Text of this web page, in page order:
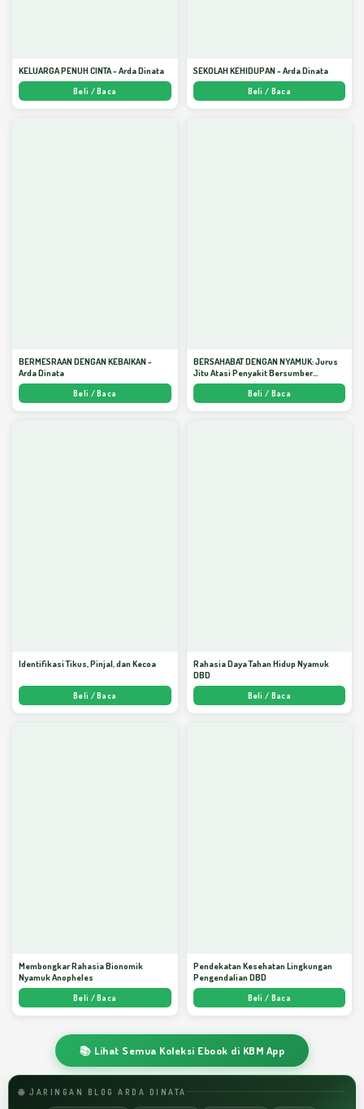
KELUARGA PENUH CINTA - Arda Dinata
Beli / Baca
SEKOLAH KEHIDUPAN - Arda Dinata
Beli / Baca
BERMESRAAN DENGAN KEBAIKAN -
Arda Dinata
Beli / Baca
BERSAHABAT DENGAN NYAMUK: Jurus
Jitu Atasi Penyakit Bersumber
Nyamuk - Arda Dinata
Beli / Baca
Identifikasi Tikus, Pinjal, dan Kecoa
Beli / Baca
Rahasia Daya Tahan Hidup Nyamuk
DBD
Beli / Baca
Membongkar Rahasia Bionomik
Nyamuk Anopheles
Beli / Baca
Pendekatan Kesehatan Lingkungan
Pengendalian DBD
Beli / Baca
📚 Lihat Semua Koleksi Ebook di KBM App
🌐 JARINGAN BLOG ARDA DINATA